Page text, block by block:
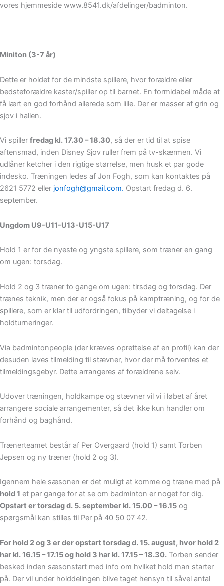
vores hjemmeside www.8541.dk/afdelinger/badminton.
Miniton (3-7 år)
Dette er holdet for de mindste spillere, hvor forældre eller
bedsteforældre kaster/spiller op til barnet. En formidabel måde at
få lært en god forhånd allerede som lille. Der er masser af grin og
sjov i hallen.
Vi spiller fredag kl. 17.30 – 18.30, så der er tid til at spise
aftensmad, inden Disney Sjov ruller frem på tv-skærmen. Vi
udlåner ketcher i den rigtige størrelse, men husk et par gode
indesko. Træningen ledes af Jon Fogh, som kan kontaktes på
2621 5772 eller jonfogh@gmail.com. Opstart fredag d. 6.
september.
Ungdom U9-U11-U13-U15-U17
Hold 1 er for de nyeste og yngste spillere, som træner en gang
om ugen: torsdag.
Hold 2 og 3 træner to gange om ugen: tirsdag og torsdag. Der
trænes teknik, men der er også fokus på kamptræning, og for de
spillere, som er klar til udfordringen, tilbyder vi deltagelse i
holdturneringer.
Via badmintonpeople (der kræves oprettelse af en profil) kan der
desuden laves tilmelding til stævner, hvor der må forventes et
tilmeldingsgebyr. Dette arrangeres af forældrene selv.
Udover træningen, holdkampe og stævner vil vi i løbet af året
arrangere sociale arrangementer, så det ikke kun handler om
forhånd og baghånd.
Trænerteamet består af Per Overgaard (hold 1) samt Torben
Jepsen og ny træner (hold 2 og 3).
Igennem hele sæsonen er det muligt at komme og træne med på
hold 1 et par gange for at se om badminton er noget for dig.
Opstart er torsdag d. 5. september kl. 15.00 – 16.15 og
spørgsmål kan stilles til Per på 40 50 07 42.
For hold 2 og 3 er der opstart torsdag d. 15. august, hvor hold 2
har kl. 16.15 – 17.15 og hold 3 har kl. 17.15 – 18.30. Torben sender
besked inden sæsonstart med info om hvilket hold man starter
på. Der vil under holddelingen blive taget hensyn til såvel antal